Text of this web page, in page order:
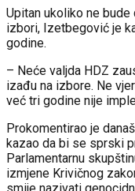
Upitan ukoliko ne
izbori, Izetbegović je
godine.
– Neće valjda HDZ
izađu na izbore. Ne
već tri godine nije
Prokomentirao je
kazao da bi se sprski
Parlamentarnu
izmjene Krivičnog